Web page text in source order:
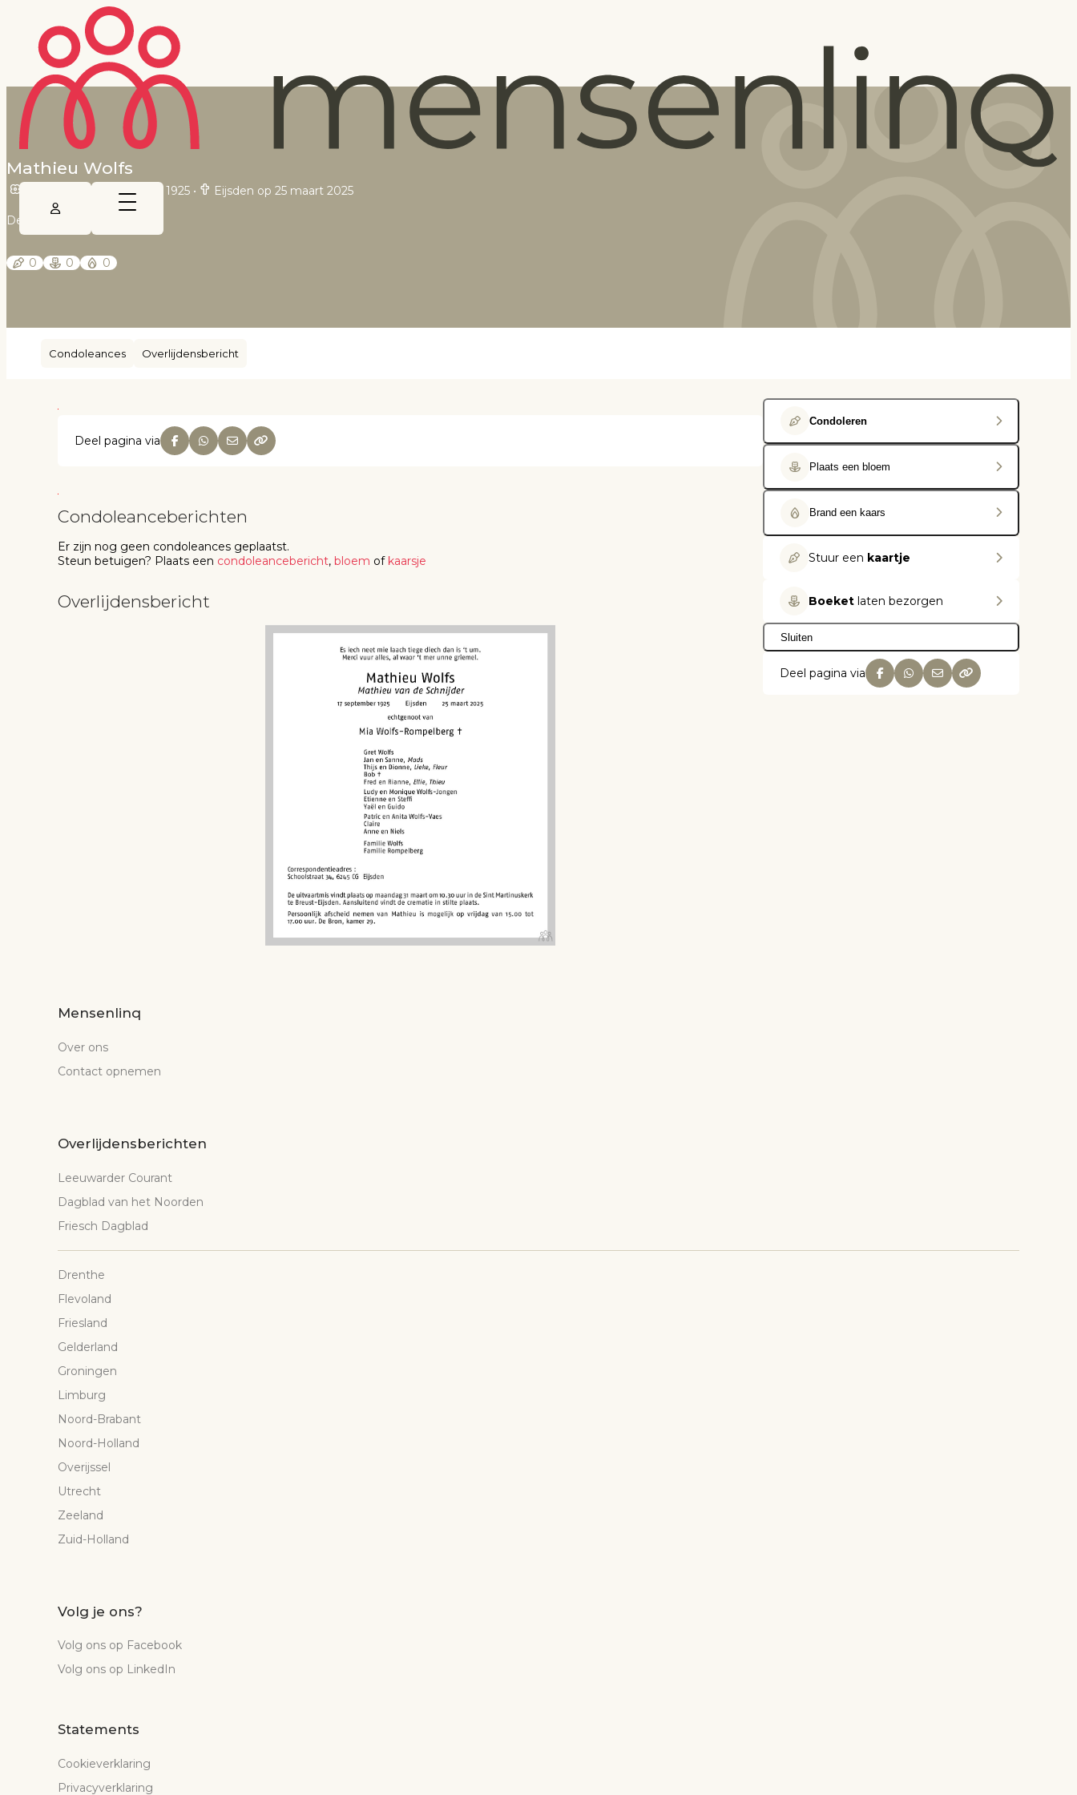
Mathieu Wolfs
Eijsden op 17 september 1925 • Eijsden op 25 maart 2025
De Limburger
0 0 0
Condoleances Overlijdensbericht
Deel pagina via
Condoleanceberichten
Er zijn nog geen condoleances geplaatst.
Steun betuigen? Plaats een condoleancebericht, bloem of kaarsje
Overlijdensbericht
Condoleren
Plaats een bloem
Brand een kaars
Stuur een kaartje
Boeket laten bezorgen
Sluiten
Deel pagina via
Mensenlinq
Over ons
Contact opnemen
Overlijdensberichten
Leeuwarder Courant
Dagblad van het Noorden
Friesch Dagblad
Drenthe
Flevoland
Friesland
Gelderland
Groningen
Limburg
Noord-Brabant
Noord-Holland
Overijssel
Utrecht
Zeeland
Zuid-Holland
Volg je ons?
Volg ons op Facebook
Volg ons op LinkedIn
Statements
Cookieverklaring
Privacyverklaring